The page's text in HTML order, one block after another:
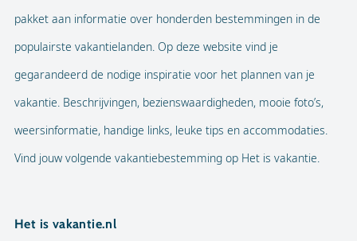
pakket aan informatie over honderden bestemmingen in de
populairste vakantielanden. Op deze website vind je
gegarandeerd de nodige inspiratie voor het plannen van je
vakantie. Beschrijvingen, bezienswaardigheden, mooie foto’s,
weersinformatie, handige links, leuke tips en accommodaties.
Vind jouw volgende vakantiebestemming op Het is vakantie.
Het is vakantie.nl